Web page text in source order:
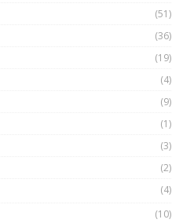
qua các cuộc chiến | Phổ cập
(51)
(36)
(19)
(4)
(9)
(1)
(3)
(2)
(4)
(10)